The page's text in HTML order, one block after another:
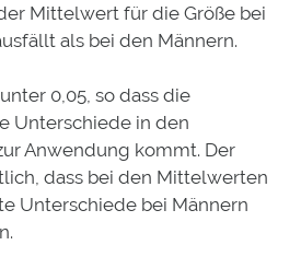
Mittelwert für die Größe bei
als bei den Männern.
0,05, so dass die
Unterschiede in den
Anwendung kommt. Der
dass bei den Mittelwerten
Unterschiede bei Männern